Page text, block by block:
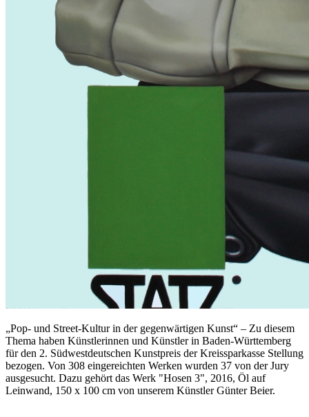
„Pop- und Street-Kultur in der gegenwärtigen Kunst“ – Zu diesem
Thema haben Künstlerinnen und Künstler in Baden-Württemberg
für den 2. Südwestdeutschen Kunstpreis der Kreissparkasse Stellung
bezogen. Von 308 eingereichten Werken wurden 37 von der Jury
ausgesucht. Dazu gehört das Werk "Hosen 3", 2016, Öl auf
Leinwand, 150 x 100 cm von unserem Künstler Günter Beier.